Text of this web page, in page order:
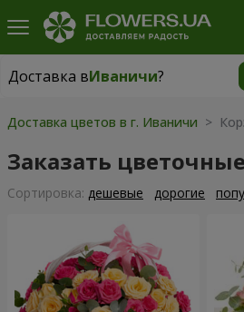
Доставка вИваничи?
Доставка вИваничи|
Доставка цветов в г. Иваничи >
Заказать
Cортировка: дешевые дорогие